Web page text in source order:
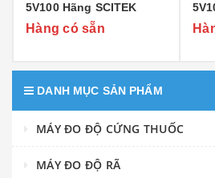
5V100 Hãng SCITEK
Hàng có sẵn
DANH MỤC SẢN PHẨM
MÁY ĐO ĐỘ CỨNG THUỐC
MÁY ĐO ĐỘ RÃ